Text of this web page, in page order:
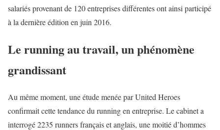
salariés provenant de 120 entreprises différentes ont ainsi participé
à la dernière édition en juin 2016.
Le running au travail, un phénomène
grandissant
Au même moment, une étude menée par United Heroes
confirmait cette tendance du running en entreprise. Le cabinet a
interrogé 2235 runners français et anglais, une moitié d’hommes